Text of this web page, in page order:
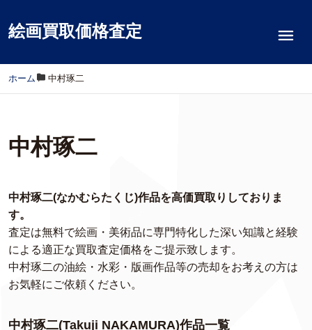
絵画買取価格査定
ホーム / 中村琢二
中村琢二
中村琢二(なかむらたくじ)作品を高価買取りしておりま
す。
査定は無料で絵画・美術品に専門特化した深い知識と経験
による適正な買取査定価格をご提示致します。
中村琢二の油絵・水彩・版画作品等の売却をお考えの方は
お気軽にご依頼ください。
中村琢二(Takuji NAKAMURA)作品一覧